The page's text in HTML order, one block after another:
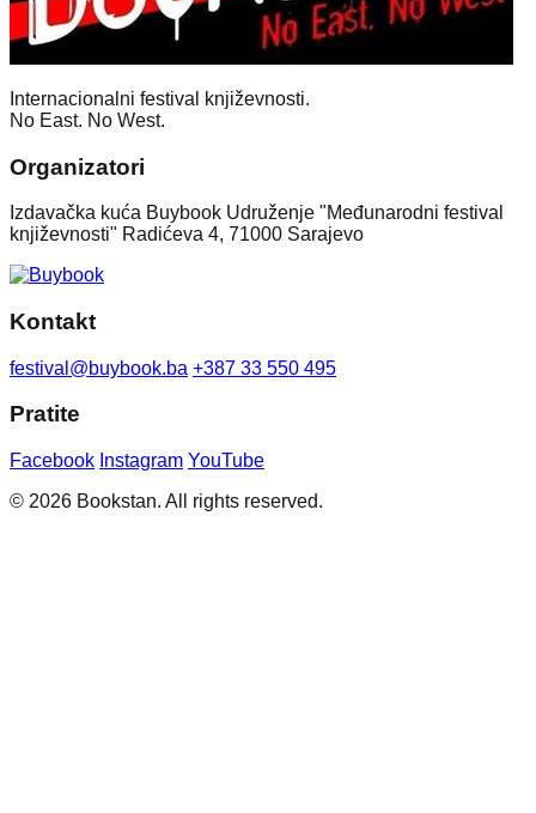
Internacionalni festival književnosti.
No East. No West.
Organizatori
Izdavačka kuća Buybook Udruženje "Međunarodni festival
književnosti" Radićeva 4, 71000 Sarajevo
Kontakt
festival@buybook.ba +387 33 550 495
Pratite
Facebook Instagram YouTube
© 2026 Bookstan. All rights reserved.